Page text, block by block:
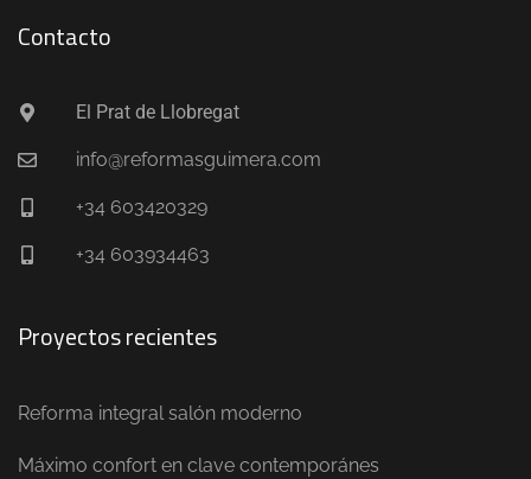
Contacto
El Prat de Llobregat
info@reformasguimera.com
+34 603420329
+34 603934463
Proyectos recientes
Reforma integral salón moderno
Máximo confort en clave contemporánes